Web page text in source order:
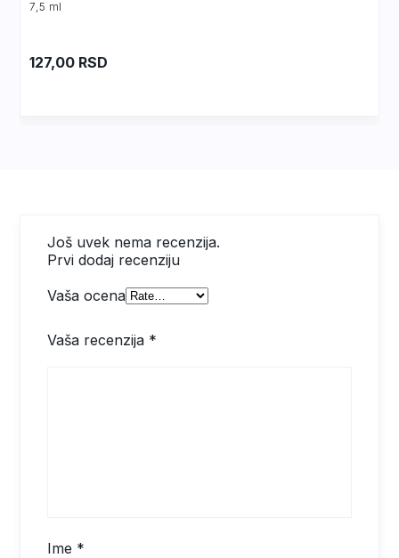
Hydrogenated Castor Oil, Methylparaben,
7,5 ml
127,00 RSD
Još uvek nema recenzija.
Prvi dodaj recenziju
Vaša ocena
Vaša recenzija *
Ime *